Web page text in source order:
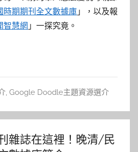
時期期刊全文數據庫 」，以及報
智慧網 」一探究竟。
, Google Doodle主題資源選介
雜誌在這裡！晚清/民